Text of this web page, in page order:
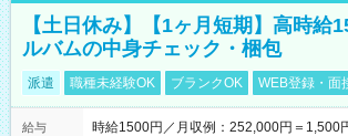
【土日休み】【1ヶ月短期】高時給
ルバムの中身チェック・梱包
派遣 職種未経験OK ブランクOK WEB登録・面
給与
時給1500円／月収例：252,000円＝1,500